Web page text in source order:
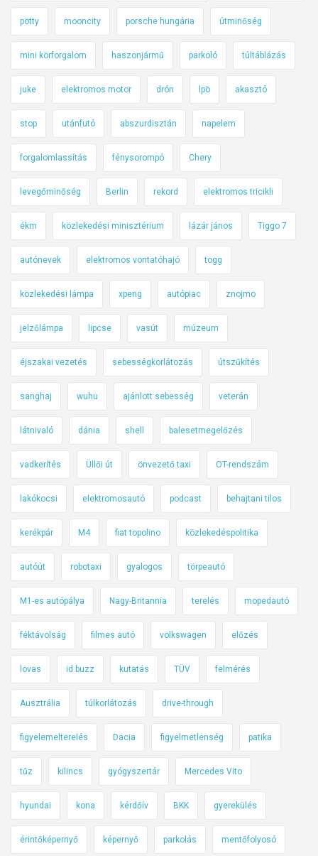
pötty mooncity porsche hungária útminőség
mini körforgalom haszonjármű parkoló túltáblázás
juke elektromos motor drón lpö akasztó
stop utánfutó abszurdisztán napelem
forgalomlassítás fénysorompó Chery
levegőminőség Berlin rekord elektromos tricikli
ékm közlekedési minisztérium lázár jános Tiggo 7
autónevek elektromos vontatóhajó togg
közlekedési lámpa xpeng autópiac znojmo
jelzőlámpa lipcse vasút múzeum
éjszakai vezetés sebességkorlátozás útszűkítés
sanghaj wuhu ajánlott sebesség veterán
látnivaló dánia shell balesetmegelőzés
vadkerítés Üllői út önvezető taxi OT-rendszám
lakókocsi elektromosautó podcast behajtani tilos
kerékpár M4 fiat topolino közlekedéspolitika
autóút robotaxi gyalogos törpeautó
M1-es autópálya Nagy-Britannia terelés mopedautó
féktávolság filmes autó volkswagen előzés
lovas id buzz kutatás TÜV felmérés
Ausztrália túlkorlátozás drive-through
figyelemelterelés Dacia figyelmetlenség patika
tűz kilincs gyógyszertár Mercedes Vito
hyundai kona kérdőív BKK gyerekülés
érintőképernyő képernyő parkolás mentőfolyosó